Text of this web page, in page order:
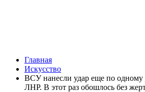
Главная
Искусство
ВСУ нанесли удар еще по одному
ЛНР. В этот раз обошлось без